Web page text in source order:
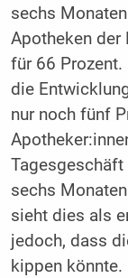
sechs
Apotheken der
für 66
die
nur noch fünf
Tagesgeschäft
sechs
sieht dies als
jedoch, dass
kippen könnte.